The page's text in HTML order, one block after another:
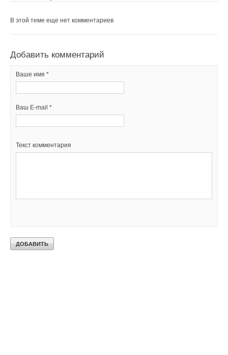
В этой теме еще нет комментариев
Добавить комментарий
Ваше имя *
Ваш E-mail *
Текст комментария